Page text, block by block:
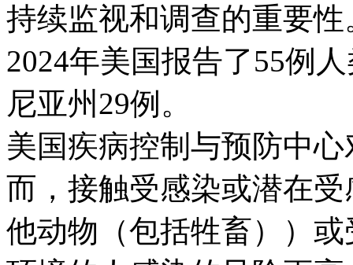
持续监视和调查的重要
2024年美国报告了55例
尼亚州29例。
美国疾病控制与预防中
而，接触受感染或潜在
他动物（包括牲畜））